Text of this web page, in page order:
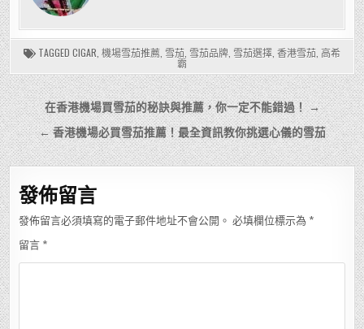
TAGGED CIGAR 機場雪茄推薦 雪茄 雪茄品牌 雪茄選擇 香港雪茄 高希
霸
文
章
導
覽
在香港機場買雪茄的秘訣與推薦，你一定不能錯過！ →
← 香港機場必買雪茄推薦！最全資訊教你挑選心儀的雪茄
發佈留言
發佈留言必須填寫的電子郵件地址不會公開。 必填欄位標示為 *
留言 *